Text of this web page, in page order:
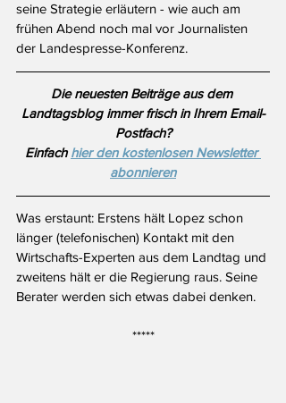
seine Strategie erläutern - wie auch am
frühen Abend noch mal vor Journalisten
der Landespresse-Konferenz.
Die neuesten Beiträge aus dem
Landtagsblog immer frisch in Ihrem Email-
Postfach?
Einfach hier den kostenlosen Newsletter
abonnieren
Was erstaunt: Erstens hält Lopez schon
länger (telefonischen) Kontakt mit den
Wirtschafts-Experten aus dem Landtag und
zweitens hält er die Regierung raus. Seine
Berater werden sich etwas dabei denken.
*****